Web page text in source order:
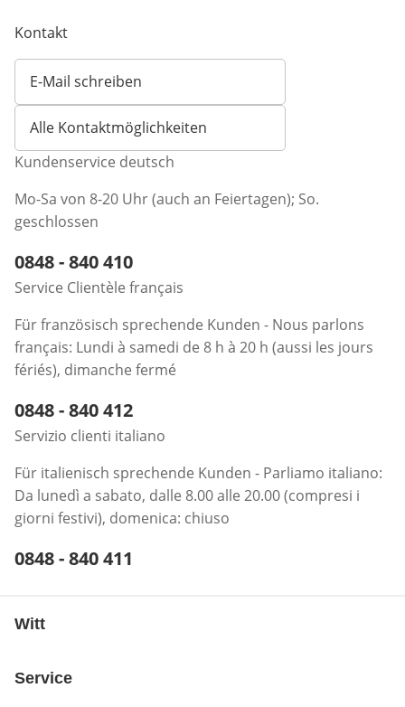
Kontakt
E-Mail schreiben
Öffnet E-Mail-Client
Alle Kontaktmöglichkeiten
Kundenservice deutsch
Mo-Sa von 8-20 Uhr (auch an Feiertagen); So.
geschlossen
Telefonnummer:
0848 - 840 410
Service Clientèle français
Für französisch sprechende Kunden - Nous parlons
français: Lundi à samedi de 8 h à 20 h (aussi les jours
fériés), dimanche fermé
Telefonnummer:
0848 - 840 412
Servizio clienti italiano
Für italienisch sprechende Kunden - Parliamo italiano:
Da lunedì a sabato, dalle 8.00 alle 20.00 (compresi i
giorni festivi), domenica: chiuso
Telefonnummer:
0848 - 840 411
Witt
Service